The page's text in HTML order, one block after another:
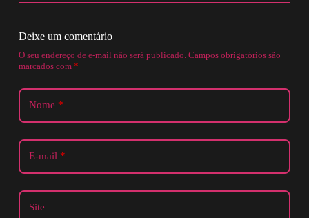
Deixe um comentário
O seu endereço de e-mail não será publicado. Campos obrigatórios são
marcados com *
Nome *
E-mail*
Site